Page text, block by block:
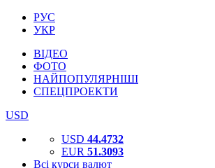
РУС
УКР
ВІДЕО
ФОТО
НАЙПОПУЛЯРНІШІ
СПЕЦПРОЕКТИ
USD
USD 44.4732
EUR 51.3093
Всі курси валют